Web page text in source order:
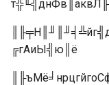
╔гАиЫ╣ю║ё